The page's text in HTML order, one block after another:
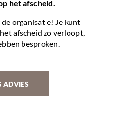
het afscheid.
organisatie! Je kunt
afscheid zo verloopt,
besproken.
ADVIES